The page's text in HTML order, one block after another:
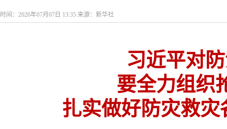
时间：2026年07月07日 13:35 来源：新华社
习近平对
要全力组织
扎实做好防灾救